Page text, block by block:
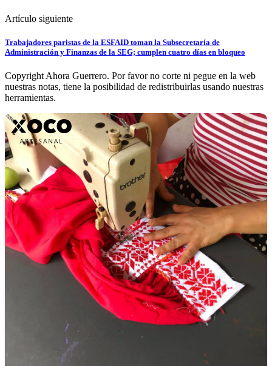
Artículo siguiente
Trabajadores paristas de la ESFAID toman la Subsecretaría de
Administración y Finanzas de la SEG; cumplen cuatro días en bloqueo
Copyright Ahora Guerrero. Por favor no corte ni pegue en la web
nuestras notas, tiene la posibilidad de redistribuirlas usando nuestras
herramientas.